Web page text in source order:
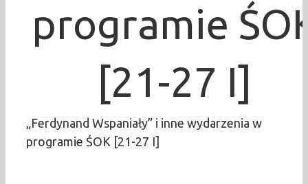
programie
[21-27 I]
„Ferdynand Wspaniały” i inne wydarzenia w
programie ŚOK [21-27 I]